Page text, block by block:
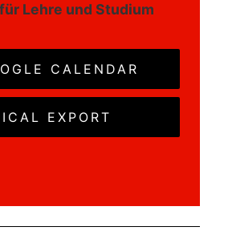
Lehre und Studium
CALENDAR
EXPORT